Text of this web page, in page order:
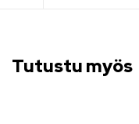
Tutustu myös